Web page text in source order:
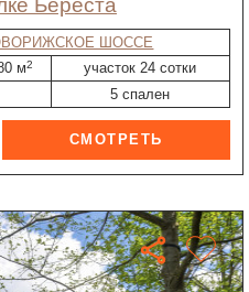
Береста
ШОССЕ
м2
участок 24 сотки
5 спален